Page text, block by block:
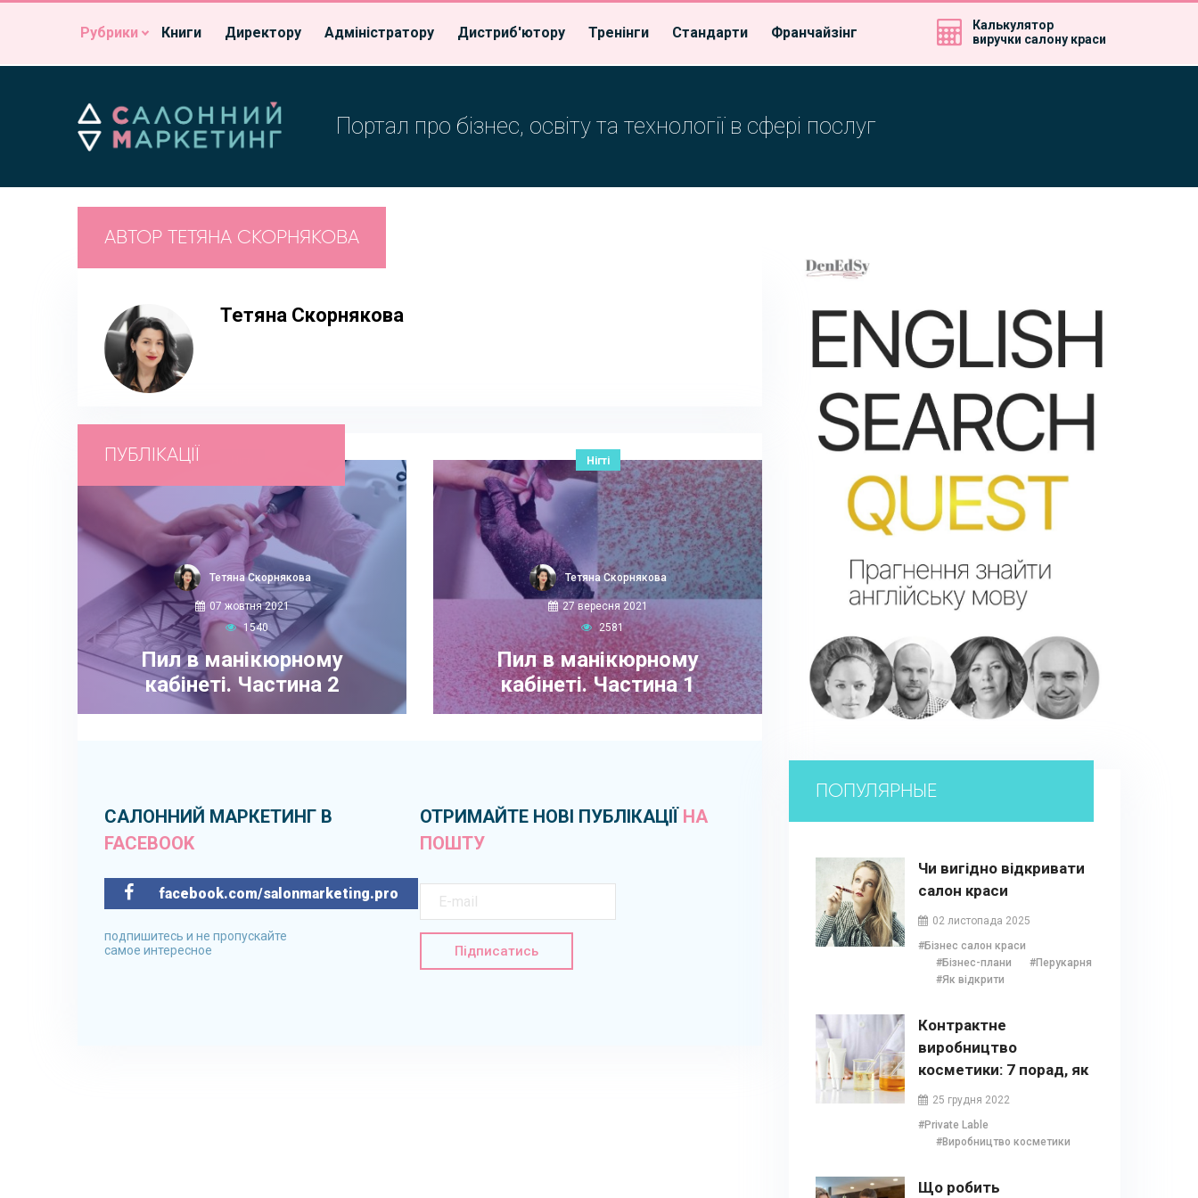
Рубрики Книги Директору Адміністратору Дистриб'ютору Тренінги Стандарти Франчайзінг
Калькулятор
виручки салону краси
Портал про бізнес, освіту та технології в сфері послуг
АВТОР ТЕТЯНА СКОРНЯКОВА
Тетяна Скорнякова
ПУБЛІКАЦІЇ
Тетяна Скорнякова
07 жовтня 2021
1540
Пил в манікюрному
кабінеті. Частина 2
Нігті
Тетяна Скорнякова
27 вересня 2021
2581
Пил в манікюрному
кабінеті. Частина 1
САЛОННИЙ МАРКЕТИНГ В
FACEBOOK
facebook.com/salonmarketing.pro
подпишитесь и не пропускайте
самое интересное
ОТРИМАЙТЕ НОВІ ПУБЛІКАЦІЇ НА
ПОШТУ
Підписатись
ПОПУЛЯРНЫЕ
Чи вигідно відкривати
салон краси
02 листопада 2025
#Бізнес салон краси
#Бізнес-плани
#Перукарня
#Як відкрити
Контрактне
виробництво
косметики: 7 порад, як
випустити власний
25 грудня 2022
#Private Lable
#Виробництво косметики
Що робить